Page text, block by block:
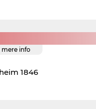
mere info
1846